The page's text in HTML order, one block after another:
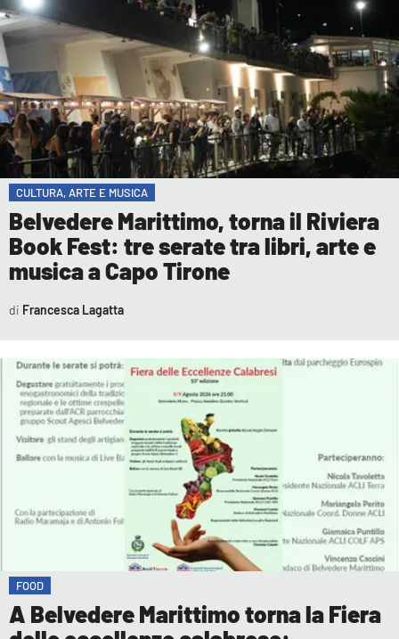
COSENZACHANNEL.IT
ILVIBONESE.IT
CATANZAROCHANNEL.IT
LACAPITALENEWS.IT
App
ANDROID
APPLE
CULTURA, ARTE E MUSICA
Belvedere Marittimo, torna il Riviera
Book Fest: tre serate tra libri, arte e
musica a Capo Tirone
Francesca Lagatta
FOOD
A Belvedere Marittimo torna la Fiera